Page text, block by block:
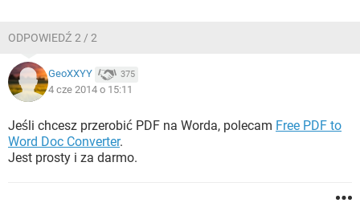
ODPOWIEDŹ 2 / 2
GeoXXYY 375
4 cze 2014 o 15:11
Jeśli chcesz przerobić PDF na Worda, polecam Free PDF to
Word Doc Converter.
Jest prosty i za darmo.